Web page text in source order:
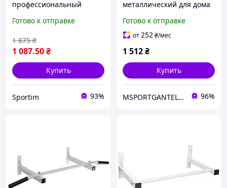
профессиональный
WCG 008, домашний,
Готово к отправке
1 087.50₴
1 875 ₴
Купить
Sportim 93%
металлический для дома
рук и спины 100 см
Готово к отправке
от252₴/мес
1 512₴
Купить
MSPORTGANTELI - інтернет магазин спортивних товарів 96%